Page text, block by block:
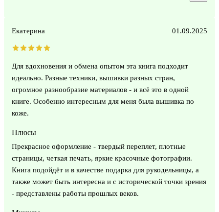
Екатерина 01.09.2025
Для вдохновения и обмена опытом эта книга подходит
идеально. Разные техники, вышивки разных стран,
огромное разнообразие материалов - и всё это в одной
книге. Особенно интересным для меня была вышивка по
коже.
Плюсы
Прекрасное оформление - твердый переплет, плотные
страницы, четкая печать, яркие красочные фотографии.
Книга подойдёт и в качестве подарка для рукодельницы, а
также может быть интересна и с исторической точки зрения
- представлены работы прошлых веков.